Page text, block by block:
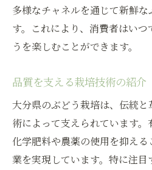
多様なチャネルを通じて新鮮
す。これにより、消費者はい
うを楽しむことができます。
品質を支える栽培技術の紹介
大分県のぶどう栽培は、伝統
術によって支えられています。
化学肥料や農薬の使用を抑え
業を実現しています。特に注